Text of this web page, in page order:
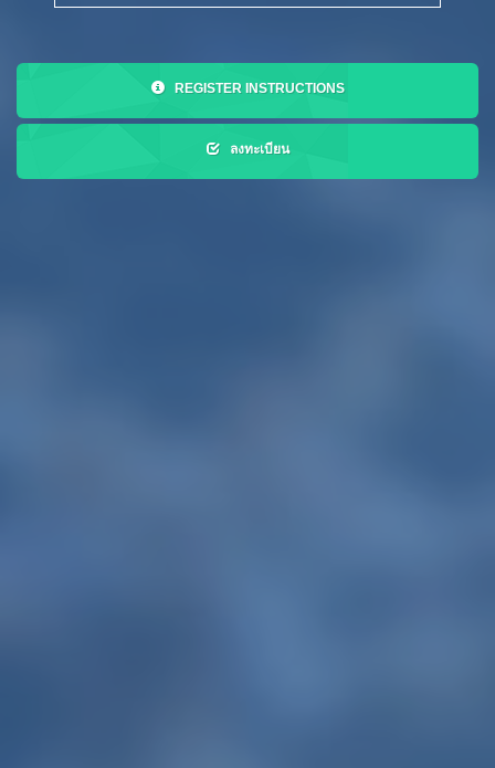
REGISTER INSTRUCTIONS
ลงทะเบียน